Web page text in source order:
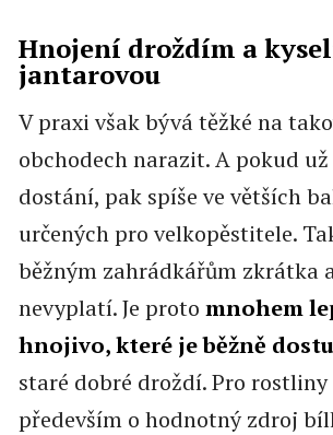
Hnojení droždím a
jantarovou
V praxi však bývá těžké na
obchodech narazit. A pokud
dostání, pak spíše ve větších
určených pro velkopěstitele.
běžným zahrádkářům zkrátka
nevyplatí. Je proto mnohem
hnojivo, které je běžně
staré dobré droždí. Pro rostliny
především o hodnotný zdroj